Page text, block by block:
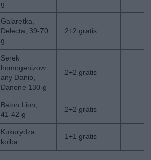
g
Galaretka,
Delecta, 39-70
g
2+2 gratis
Serek
homogenizow
any Danio,
Danone 130 g
2+2 gratis
Baton Lion,
41-42 g
2+2 gratis
Kukurydza
kolba
1+1 gratis